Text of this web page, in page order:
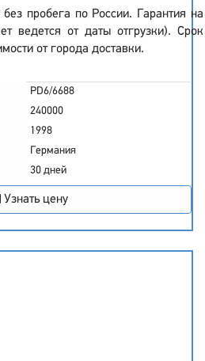
пробега по России. Гарантия на
ведется от даты отгрузки). Срок
от города доставки.
PD6/6688
240000
1998
Германия
30 дней
Узнать цену